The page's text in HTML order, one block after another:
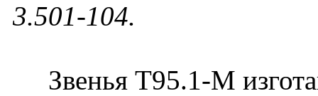
3.501-104.
Звенья Т95.1-М